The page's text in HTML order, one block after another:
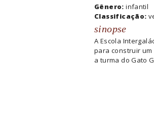
Gênero:infantil
Classificação:
sinopse
A Escola
para construir
a turma do Gato